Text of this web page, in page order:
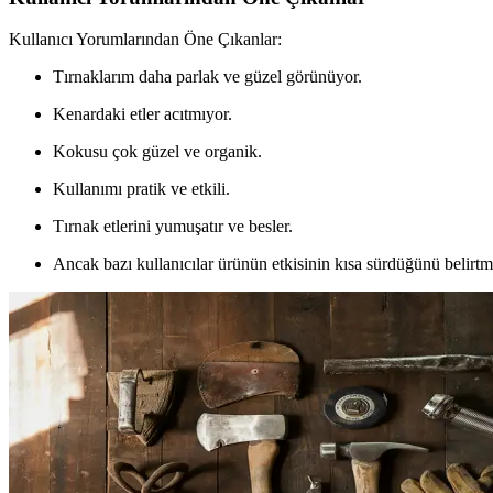
Kullanıcı Yorumlarından Öne Çıkanlar:
Tırnaklarım daha parlak ve güzel görünüyor.
Kenardaki etler acıtmıyor.
Kokusu çok güzel ve organik.
Kullanımı pratik ve etkili.
Tırnak etlerini yumuşatır ve besler.
Ancak bazı kullanıcılar ürünün etkisinin kısa sürdüğünü